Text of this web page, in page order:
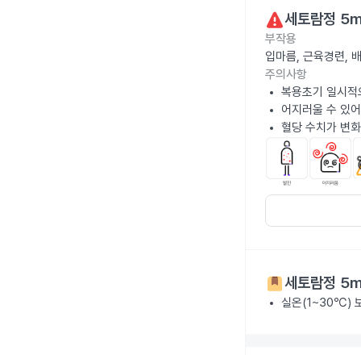
세토람정
부작용
입마름, 근육경련,
주의사항
복용초기 일시
어지러울 수 있
혈당 수치가 변
세토람정
실온(1~30℃)